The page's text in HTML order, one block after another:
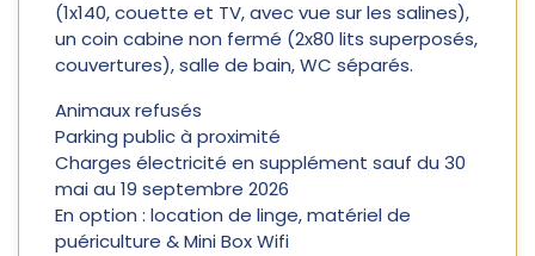
(1x140, couette et TV, avec vue sur les salines),
un coin cabine non fermé (2x80 lits superposés,
couvertures), salle de bain, WC séparés.
Animaux refusés
Parking public à proximité
Charges électricité en supplément sauf du 30
mai au 19 septembre 2026
En option : location de linge, matériel de
puériculture & Mini Box Wifi